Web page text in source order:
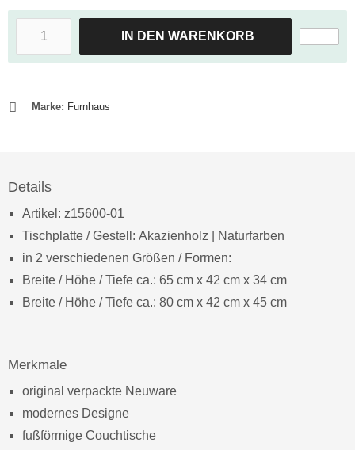
IN DEN WARENKORB
Marke: Furnhaus
Details
Artikel: z15600-01
Tischplatte / Gestell: Akazienholz
| Naturfarben
in 2 verschiedenen Größen / Formen:
Breite / Höhe / Tiefe ca.: 65 cm x 42 cm x 34 cm
Breite / Höhe / Tiefe ca.: 80 cm x 42 cm x 45 cm
Merkmale
original verpackte Neuware
modernes Designe
fußförmige Couchtische